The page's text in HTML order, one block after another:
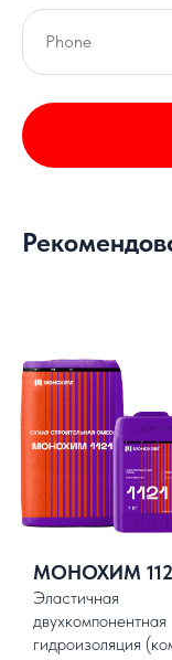
МОНОХИМ
Эластичная
двухкомпонентная
гидроизоляция